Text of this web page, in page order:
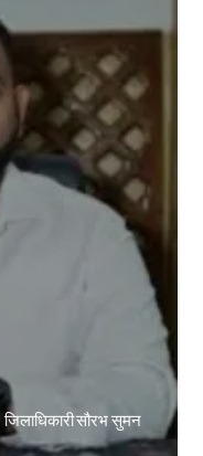
सौरभ सुमन